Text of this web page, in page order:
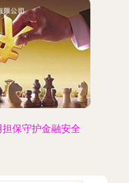
保守护金融安全